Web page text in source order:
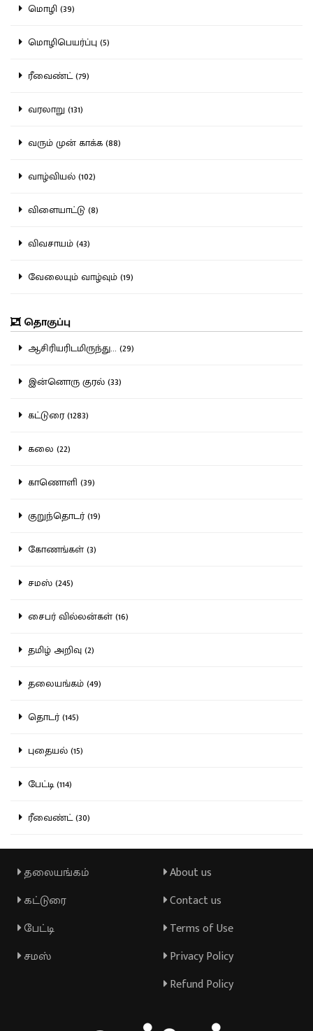
மொழி (39)
மொழிபெயர்ப்பு (5)
ரீவைண்ட் (79)
வரலாறு (131)
வரும் முன் காக்க (88)
வாழ்வியல் (102)
விளையாட்டு (8)
விவசாயம் (43)
வேலையும் வாழ்வும் (19)
தொகுப்பு
ஆசிரியரிடமிருந்து... (29)
இன்னொரு குரல் (33)
கட்டுரை (1283)
கலை (22)
காணொளி (39)
குறுந்தொடர் (19)
கோணங்கள் (3)
சமஸ் (245)
சைபர் வில்லன்கள் (16)
தமிழ் அறிவு (2)
தலையங்கம் (49)
தொடர் (145)
புதையல் (15)
பேட்டி (114)
ரீவைண்ட் (30)
தலையங்கம்
கட்டுரை
பேட்டி
சமஸ்
About us
Contact us
Terms of Use
Privacy Policy
Refund Policy